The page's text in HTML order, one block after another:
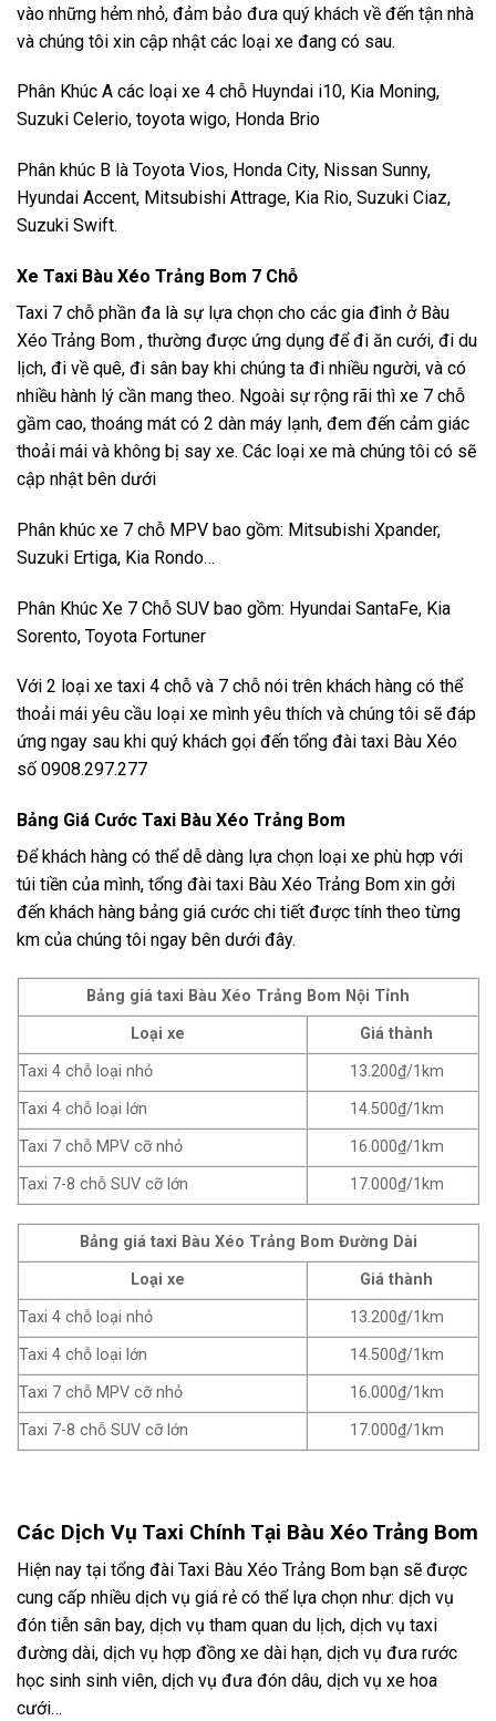
vào những hẻm nhỏ, đảm bảo đưa quý khách về đến tận nhà
và chúng tôi xin cập nhật các loại xe đang có sau.
Phân Khúc A các loại xe 4 chỗ Huyndai i10, Kia Moning,
Suzuki Celerio, toyota wigo, Honda Brio
Phân khúc B là Toyota Vios, Honda City, Nissan Sunny,
Hyundai Accent, Mitsubishi Attrage, Kia Rio, Suzuki Ciaz,
Suzuki Swift.
Xe Taxi Bàu Xéo Trảng Bom 7 Chỗ
Taxi 7 chỗ phần đa là sự lựa chọn cho các gia đình ở Bàu
Xéo Trảng Bom , thường được ứng dụng để đi ăn cưới, đi du
lịch, đi về quê, đi sân bay khi chúng ta đi nhiều người, và có
nhiều hành lý cần mang theo. Ngoài sự rộng rãi thì xe 7 chỗ
gầm cao, thoáng mát có 2 dàn máy lạnh, đem đến cảm giác
thoải mái và không bị say xe. Các loại xe mà chúng tôi có sẽ
cập nhật bên dưới
Phân khúc xe 7 chỗ MPV bao gồm: Mitsubishi Xpander,
Suzuki Ertiga, Kia Rondo…
Phân Khúc Xe 7 Chỗ SUV bao gồm: Hyundai SantaFe, Kia
Sorento, Toyota Fortuner
Với 2 loại xe taxi 4 chỗ và 7 chỗ nói trên khách hàng có thể
thoải mái yêu cầu loại xe mình yêu thích và chúng tôi sẽ đáp
ứng ngay sau khi quý khách gọi đến tổng đài taxi Bàu Xéo
số 0908.297.277
Bảng Giá Cước Taxi Bàu Xéo Trảng Bom
Để khách hàng có thể dễ dàng lựa chọn loại xe phù hợp với
túi tiền của mình, tổng đài taxi Bàu Xéo Trảng Bom xin gởi
đến khách hàng bảng giá cước chi tiết được tính theo từng
km của chúng tôi ngay bên dưới đây.
Bảng giá taxi Bàu Xéo Trảng Bom Nội Tỉnh
Loại xe
Giá thành
Taxi 4 chỗ loại nhỏ
13.200₫/1km
Taxi 4 chỗ loại lớn
14.500₫/1km
Taxi 7 chỗ MPV cỡ nhỏ
16.000₫/1km
Taxi 7-8 chỗ SUV cỡ lớn
17.000₫/1km
Bảng giá taxi Bàu Xéo Trảng Bom Đường Dài
Loại xe
Giá thành
Taxi 4 chỗ loại nhỏ
13.200₫/1km
Taxi 4 chỗ loại lớn
14.500₫/1km
Taxi 7 chỗ MPV cỡ nhỏ
16.000₫/1km
Taxi 7-8 chỗ SUV cỡ lớn
17.000₫/1km
Các Dịch Vụ Taxi Chính Tại Bàu Xéo Trảng Bom
Hiện nay tại tổng đài Taxi Bàu Xéo Trảng Bom bạn sẽ được
cung cấp nhiều dịch vụ giá rẻ có thể lựa chọn như: dịch vụ
đón tiễn sân bay, dịch vụ tham quan du lịch, dịch vụ taxi
đường dài, dịch vụ hợp đồng xe dài hạn, dịch vụ đưa rước
học sinh sinh viên, dịch vụ đưa đón dâu, dịch vụ xe hoa
cưới…